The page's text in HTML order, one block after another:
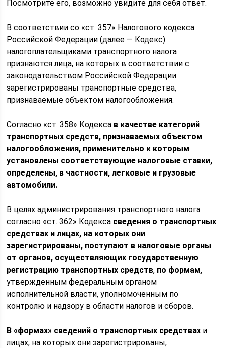
Посмотрите его, возможно увидите для себя ответ.
В соответствии со «ст. 357» Налогового кодекса
Российской Федерации (далее — Кодекс)
налогоплательщиками транспортного налога
признаются лица, на которых в соответствии с
законодательством Российской Федерации
зарегистрированы транспортные средства,
признаваемые объектом налогообложения.
Согласно «ст. 358» Кодекса в качестве категорий
транспортных средств, признаваемых объектом
налогообложения, применительно к которым
установлены соответствующие налоговые ставки,
определены, в частности, легковые и грузовые
автомобили.
В целях администрирования транспортного налога
согласно «ст. 362» Кодекса сведения о транспортных
средствах и лицах, на которых они
зарегистрированы, поступают в налоговые органы
от органов, осуществляющих государственную
регистрацию транспортных средств, по формам,
утвержденным федеральным органом
исполнительной власти, уполномоченным по
контролю и надзору в области налогов и сборов.
В «формах» сведений о транспортных средствах и
лицах, на которых они зарегистрированы,